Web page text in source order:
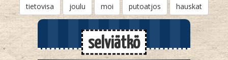
tietovisa joulu moi putoatjos hauskat
selviätkö